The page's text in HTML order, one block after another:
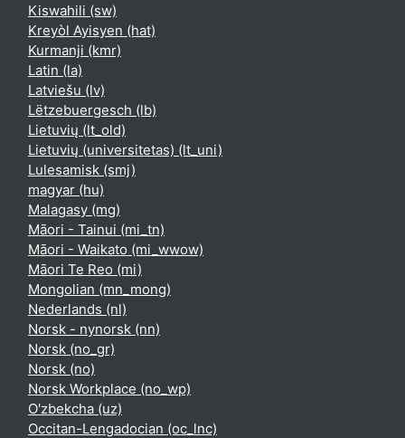
Kiswahili ‎(sw)‎
Kreyòl Ayisyen ‎(hat)‎
Kurmanji ‎(kmr)‎
Latin ‎(la)‎
Latviešu ‎(lv)‎
Lëtzebuergesch ‎(lb)‎
Lietuvių ‎(lt_old)‎
Lietuvių (universitetas) ‎(lt_uni)‎
Lulesamisk ‎(smj)‎
magyar ‎(hu)‎
Malagasy ‎(mg)‎
Māori - Tainui ‎(mi_tn)‎
Māori - Waikato ‎(mi_wwow)‎
Māori Te Reo ‎(mi)‎
Mongolian ‎(mn_mong)‎
Nederlands ‎(nl)‎
Norsk - nynorsk ‎(nn)‎
Norsk ‎(no_gr)‎
Norsk ‎(no)‎
Norsk Workplace ‎(no_wp)‎
O'zbekcha ‎(uz)‎
Occitan-Lengadocian ‎(oc_lnc)‎